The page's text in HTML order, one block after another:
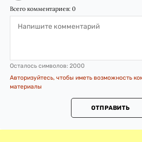
Всего комментариев: 0
Осталось символов: 2000
Авторизуйтесь, чтобы иметь возможность
материалы
ОТПРАВИТЬ